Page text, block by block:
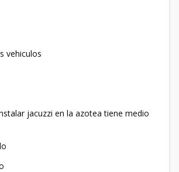
vehiculos
jacuzzi en la azotea tiene medio